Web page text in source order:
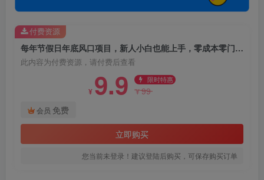
每年节假日年底风口项目，新人小白也能上手，零成本零门槛月入1w+(附渠道)【揭秘】
此内容为付费资源，请付费后查看
¥ 9.9 限时特惠
¥99
会员 免费
立即购买
您当前未登录！建议登陆后购买，可保存购买订单
付费资源